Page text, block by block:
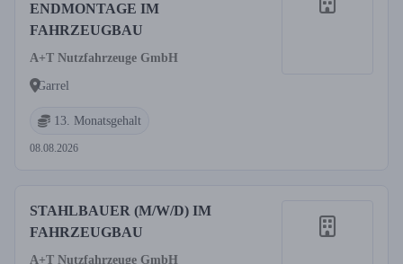
ENDMONTAGE IM
FAHRZEUGBAU
A+T Nutzfahrzeuge GmbH
Garrel
13. Monatsgehalt
08.08.2026
STAHLBAUER (M/W/D) IM
FAHRZEUGBAU
A+T Nutzfahrzeuge GmbH